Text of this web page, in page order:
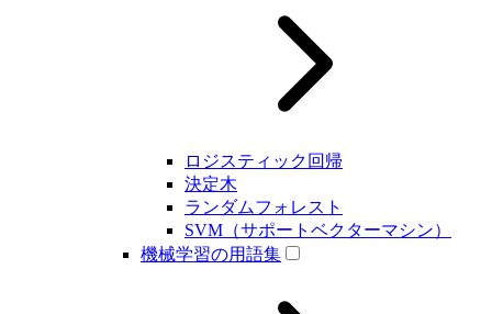
ロジスティック回帰
決定木
ランダムフォレスト
SVM（サポートベクターマシン）
機械学習の用語集